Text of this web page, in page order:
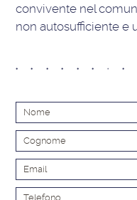
convivente nel
non autosufficiente e